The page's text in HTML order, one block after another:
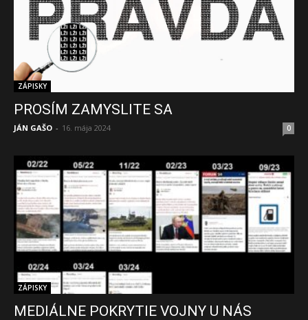
ZÁPISKY
PROSÍM ZAMYSLITE SA
JÁN GAŠO - 16. mája 2024 0
ZÁPISKY
MEDIÁLNE POKRYTIE VOJNY U NÁS